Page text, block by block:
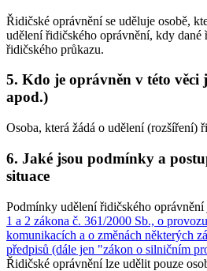
Řidičské oprávnění se uděluje osobě,
udělení řidičského oprávnění, kdy
řidičského průkazu.
5. Kdo je oprávněn v této věci
apod.)
Osoba, která žádá o udělení (rozšíření)
6. Jaké jsou podmínky a
situace
Podmínky udělení řidičského oprávnění
1 a 2 zákona č. 361/2000 Sb., o
komunikacích a o změnách některých
předpisů (dále jen "zákon o silničním
Řidičské oprávnění lze udělit pouze